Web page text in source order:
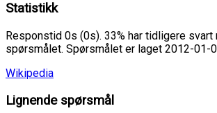
Statistikk
Responstid 0s (0s). 33% har tidligere
spørsmålet. Spørsmålet er laget 2012-01-
Wikipedia
Lignende spørsmål